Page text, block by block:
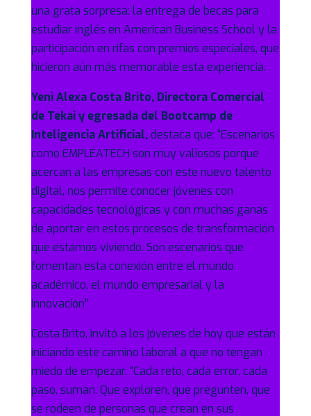
una grata sorpresa: la entrega de becas para
estudiar inglés en American Business School y la
participación en rifas con premios especiales, que
hicieron aún más memorable esta experiencia.
Yeni Alexa Costa Brito, Directora Comercial
de Tekai y egresada del Bootcamp de
Inteligencia Artificial,destaca que: “Escenarios
como EMPLEATECH son muy valiosos porque
acercan a las empresas con este nuevo talento
digital, nos permite conocer jóvenes con
capacidades tecnológicas y con muchas ganas
de aportar en estos procesos de transformación
que estamos viviendo. Son escenarios que
fomentan esta conexión entre el mundo
académico, el mundo empresarial y la
innovación”
Costa Brito, invitó a los jóvenes de hoy que están
iniciando este camino laboral a que no tengan
miedo de empezar. “Cada reto, cada error, cada
paso, suman. Que exploren, que pregunten, que
se rodeen de personas que crean en sus